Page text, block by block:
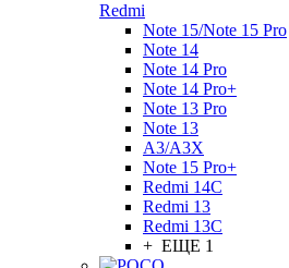
Redmi
Note 15/Note 15 Pro
Note 14
Note 14 Pro
Note 14 Pro+
Note 13 Pro
Note 13
A3/A3X
Note 15 Pro+
Redmi 14C
Redmi 13
Redmi 13C
+ ЕЩЕ 1